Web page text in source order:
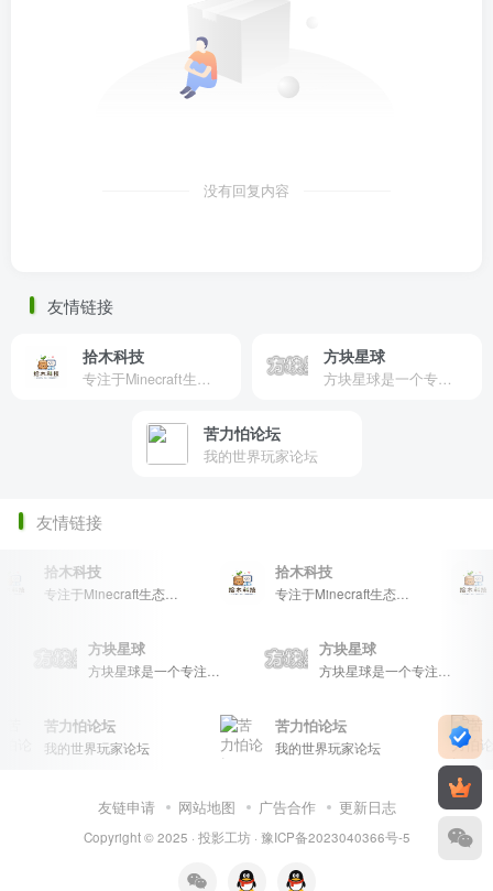
没有回复内容
友情链接
拾木科技 方块星球
苦力怕论坛
我的世界玩家论坛
友情链接
拾木科技
专注于Minecraft生态建设
拾木科技
专注于Minecraft生态建设
方块星球 方块星球
苦力怕论坛
我的世界玩家论坛
苦力怕论坛
我的世界玩家论坛
友链申请 网站地图 广告合作 更新日志
Copyright © 2025 · 投影工坊· 豫ICP备2023040366号-5